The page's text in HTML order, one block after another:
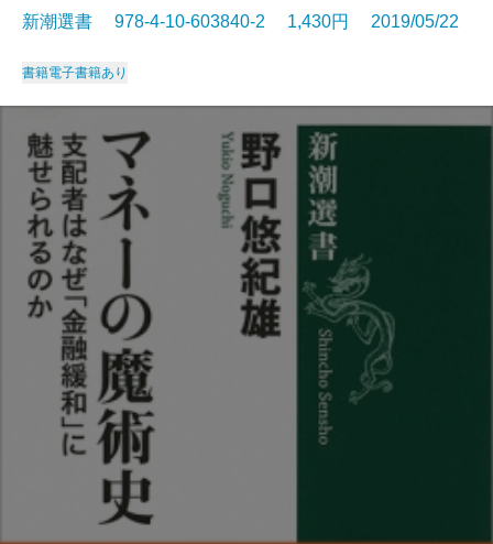
新潮選書 978-4-10-603840-2 1,430円 2019/05/22
書籍電子書籍あり